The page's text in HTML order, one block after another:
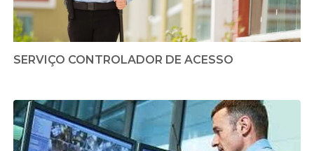
SERVIÇO CONTROLADOR DE ACESSO